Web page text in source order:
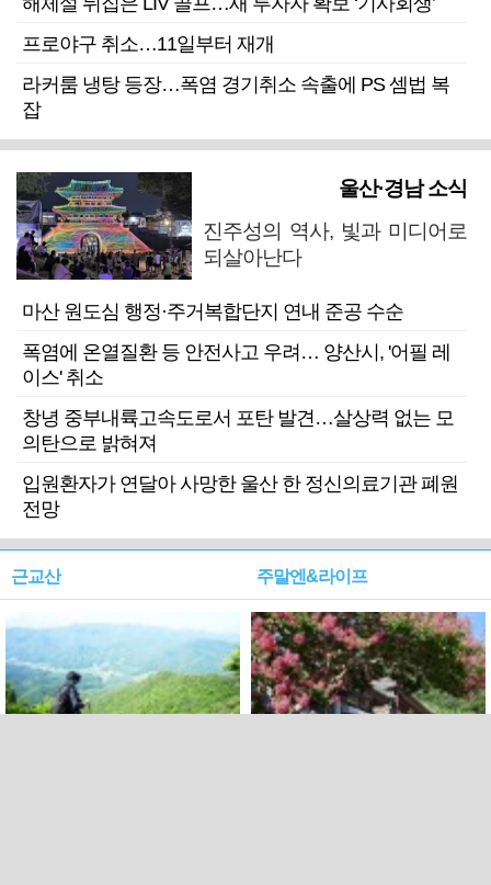
프로야구 취소…11일부터 재개
라커룸 냉탕 등장…폭염 경기취소 속출에 PS 셈법 복
잡
울산·경남 소식
진주성의 역사, 빛과 미디어로
되살아난다
마산 원도심 행정·주거복합단지 연내 준공 수순
폭염에 온열질환 등 안전사고 우려… 양산시, '어필 레
이스' 취소
창녕 중부내륙고속도로서 포탄 발견…살상력 없는 모
의탄으로 밝혀져
입원환자가 연달아 사망한 울산 한 정신의료기관 폐원
전망
근교산 주말엔&라이프